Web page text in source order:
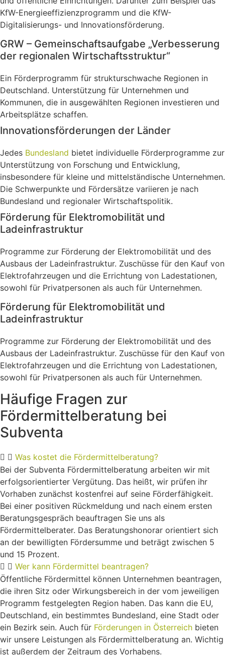
KfW-Energieeffizienzprogramm und die KfW-
Digitalisierungs- und Innovationsförderung.
GRW – Gemeinschaftsaufgabe „Verbesserung
der regionalen Wirtschaftsstruktur“
Ein Förderprogramm für strukturschwache Regionen in
Deutschland. Unterstützung für Unternehmen und
Kommunen, die in ausgewählten Regionen investieren und
Arbeitsplätze schaffen.
Innovationsförderungen der Länder
Jedes Bundesland bietet individuelle Förderprogramme zur
Unterstützung von Forschung und Entwicklung,
insbesondere für kleine und mittelständische Unternehmen.
Die Schwerpunkte und Fördersätze variieren je nach
Bundesland und regionaler Wirtschaftspolitik.
Förderung für Elektromobilität und
Ladeinfrastruktur
Programme zur Förderung der Elektromobilität und des
Ausbaus der Ladeinfrastruktur. Zuschüsse für den Kauf von
Elektrofahrzeugen und die Errichtung von Ladestationen,
sowohl für Privatpersonen als auch für Unternehmen.
Förderung für Elektromobilität und
Ladeinfrastruktur
Programme zur Förderung der Elektromobilität und des
Ausbaus der Ladeinfrastruktur. Zuschüsse für den Kauf von
Elektrofahrzeugen und die Errichtung von Ladestationen,
sowohl für Privatpersonen als auch für Unternehmen.
Häufige Fragen zur
Fördermittelberatung bei
Subventa
Was kostet die Fördermittelberatung?
Bei der Subventa Fördermittelberatung arbeiten wir mit
erfolgsorientierter Vergütung. Das heißt, wir prüfen ihr
Vorhaben zunächst kostenfrei auf seine Förderfähigkeit.
Bei einer positiven Rückmeldung und nach einem ersten
Beratungsgespräch beauftragen Sie uns als
Fördermittelberater. Das Beratungshonorar orientiert sich
an der bewilligten Fördersumme und beträgt zwischen 5
und 15 Prozent.
Wer kann Fördermittel beantragen?
Öffentliche Fördermittel können Unternehmen beantragen,
die ihren Sitz oder Wirkungsbereich in der vom jeweiligen
Programm festgelegten Region haben. Das kann die EU,
Deutschland, ein bestimmtes Bundesland, eine Stadt oder
ein Bezirk sein. Auch für Förderungen in Österreich bieten
wir unsere Leistungen als Fördermittelberatung an. Wichtig
ist außerdem der Zeitraum des Vorhabens.